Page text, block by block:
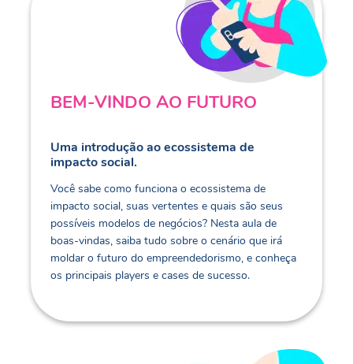
BEM-VINDO AO FUTURO
Uma introdução ao ecossistema de
impacto social.
Você sabe como funciona o ecossistema de
impacto social, suas vertentes e quais são seus
possíveis modelos de negócios? Nesta aula de
boas-vindas, saiba tudo sobre o cenário que irá
moldar o futuro do empreendedorismo, e conheça
os principais players e cases de sucesso.